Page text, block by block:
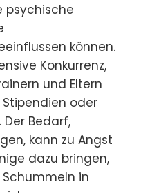
von
durch kulturelle
Ethik und dem
Sportteilnahme
elite